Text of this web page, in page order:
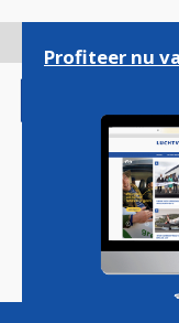
gaan
Magazine
Profiteer nu